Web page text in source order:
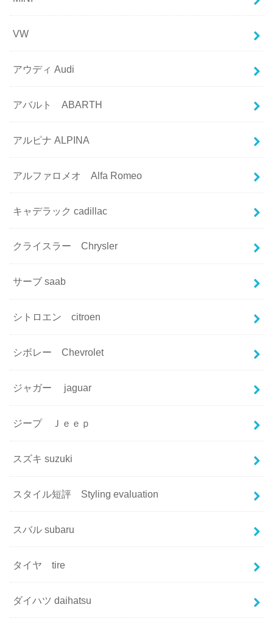
VW
アウディ Audi
アバルト ABARTH
アルピナ ALPINA
アルファロメオ Alfa Romeo
キャデラック cadillac
クライスラー Chrysler
サーブ saab
シトロエン citroen
シボレー Chevrolet
ジャガー jaguar
ジープ Ｊｅｅｐ
スズキ suzuki
スタイル短評 Styling evaluation
スバル subaru
タイヤ tire
ダイハツ daihatsu